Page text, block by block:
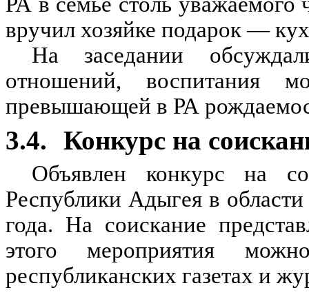
вручил хозяйке подарок —
На заседании
отношений, воспитания
превышающей в РА
3.4. Конкурс на
Объявлен конкурс на
Республики Адыгея в
года. На соискание
этого мероприятия
республиканских газетах и